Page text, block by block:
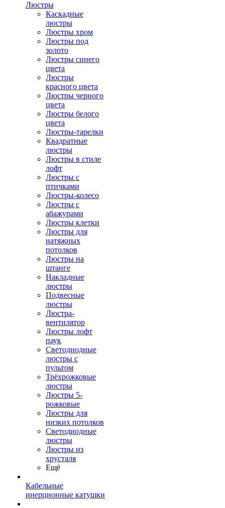
Люстры
Каскадные
люстры
Люстры хром
Люстры под
золото
Люстры синего
цвета
Люстры
красного цвета
Люстры черного
цвета
Люстры белого
цвета
Люстры-тарелки
Квадратные
люстры
Люстры в стиле
лофт
Люстры с
птичками
Люстры-колесо
Люстры с
абажурами
Люстры клетки
Люстры для
натяжных
потолков
Люстры на
штанге
Накладные
люстры
Подвесные
люстры
Люстра-
вентилятор
Люстры лофт
паук
Светодиодные
люстры с
пультом
Трёхрожковые
люстры
Люстры 5-
рожковые
Люстры для
низких потолков
Cветодиодные
люстры
Люстры из
хрусталя
Ещё
Кабельные
инерционные катушки